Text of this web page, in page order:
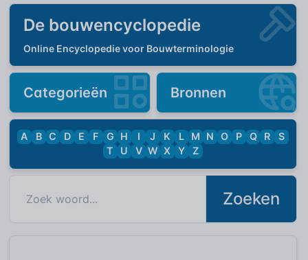
De bouwencyclopedie
Online Encyclopedie voor Bouwterminologie
Categorieën Bronnen
A B C D E F G H I J K L M N O P Q R
S
T
U V W X Y Z
Zoeken